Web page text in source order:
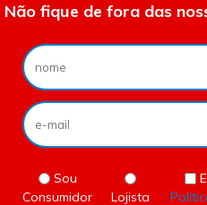
Não fique de fora das
Sou
Consumidor
Lojista